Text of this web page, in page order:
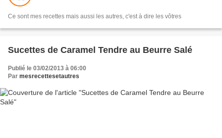
Ce sont mes recettes mais aussi les autres, c'est à dire les vôtres
Sucettes de Caramel Tendre au Beurre Salé
Publié le 03/02/2013 à 06:00
Par mesrecettesetautres